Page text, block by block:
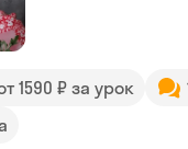
1590 ₽ за урок